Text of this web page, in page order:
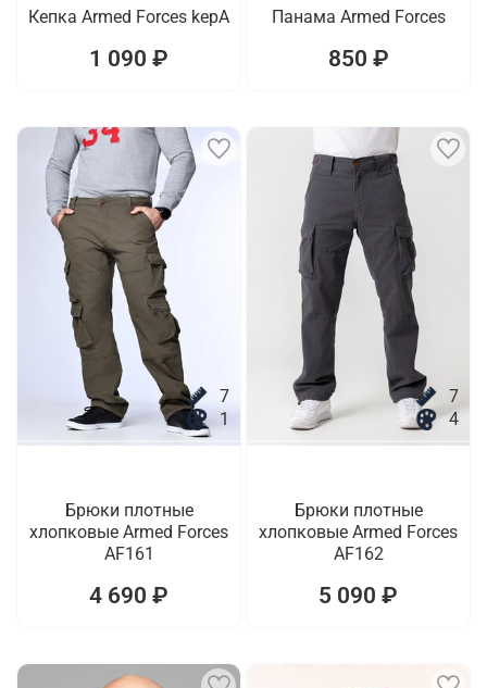
Кепка Armed Forces kepA
1 090 ₽
Панама Armed Forces
850 ₽
7
1
Брюки плотные
хлопковые Armed Forces
AF161
4 690 ₽
7
4
Брюки плотные
хлопковые Armed Forces
AF162
5 090 ₽